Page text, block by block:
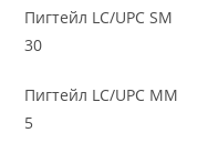
Пигтейл LC/UPC SM
30
Пигтейл LC/UPC MM
5